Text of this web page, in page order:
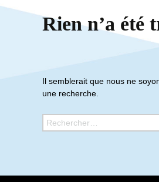
Rien n’a été
Il semblerait que nous ne
une recherche.
Rechercher :